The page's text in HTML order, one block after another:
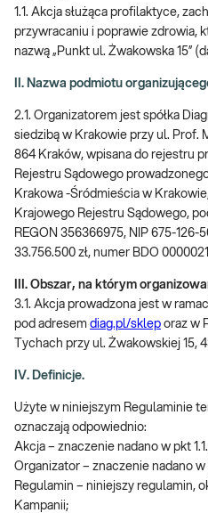
1.1. Akcja służąca profilaktyce,
przywracaniu i poprawie zdrowia,
nazwą „Punkt ul. Żwakowska 15”
II. Nazwa podmiotu
2.1. Organizatorem jest spółka
siedzibą w Krakowie przy ul. Prof.
864 Kraków, wpisana do rejestru
Rejestru Sądowego
Krakowa -Śródmieścia w
Krajowego Rejestru Sądowego,
REGON 356366975, NIP 675-126-
33.756.500 zł, numer BDO
III. Obszar, na którym
3.1. Akcja prowadzona jest w
pod adresem diag.pl/sklep oraz w
Tychach przy ul. Żwakowskiej 15,
IV. Definicje.
Użyte w niniejszym Regulaminie
oznaczają odpowiednio:
Akcja – znaczenie nadano w pkt
Organizator – znaczenie nadano w
Regulamin – niniejszy regulamin,
Kampanii;